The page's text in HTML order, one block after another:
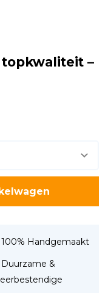
topkwaliteit –
Handgemaakt
&